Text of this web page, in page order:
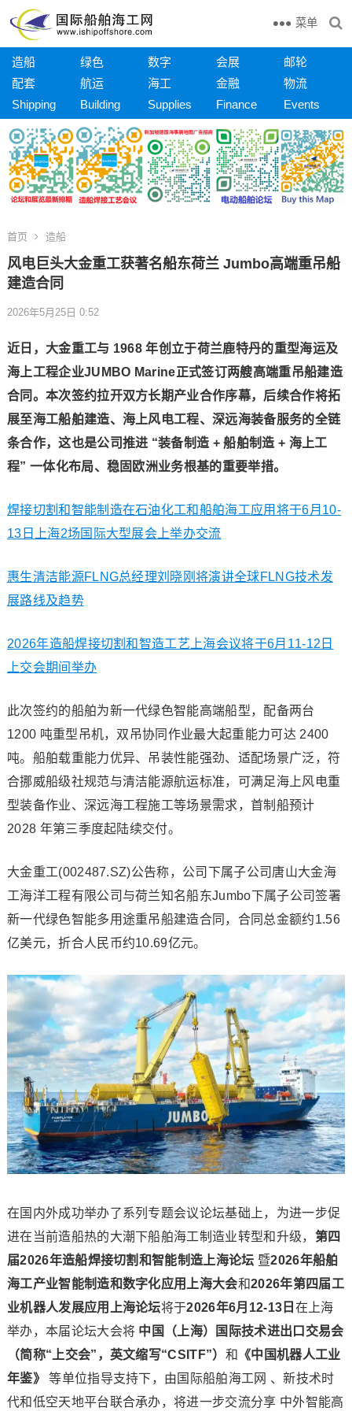
菜单
造船 绿色 数字 会展
邮轮
配套
航运 海工 金融
物流
Shipping
Building Supplies Finance Events
首页 造船
风电巨头大金重工获著名船东荷兰 Jumbo高端重吊船
建造合同
2026年5月25日 0:52
近日，大金重工与 1968 年创立于荷兰鹿特丹的重型海运及
海上工程企业JUMBO Marine正式签订两艘高端重吊船建造
合同。本次签约拉开双方长期产业合作序幕，后续合作将拓
展至海工船舶建造、海上风电工程、深远海装备服务的全链
条合作，这也是公司推进 “装备制造 + 船舶制造 + 海上工
程” 一体化布局、稳固欧洲业务根基的重要举措。
焊接切割和智能制造在石油化工和船舶海工应用将于6月10-
13日上海2场国际大型展会上举办交流
惠生清洁能源FLNG总经理刘晓刚将演讲全球FLNG技术发
展路线及趋势
2026年造船焊接切割和智造工艺上海会议将于6月11-12日
上交会期间举办
此次签约的船舶为新一代绿色智能高端船型，配备两台
1200 吨重型吊机，双吊协同作业最大起重能力可达 2400
吨。船舶载重能力优异、吊装性能强劲、适配场景广泛，符
合挪威船级社规范与清洁能源航运标准，可满足海上风电重
型装备作业、深远海工程施工等场景需求，首制船预计
2028 年第三季度起陆续交付。
大金重工(002487.SZ)公告称，公司下属子公司唐山大金海
工海洋工程有限公司与荷兰知名船东Jumbo下属子公司签署
新一代绿色智能多用途重吊船建造合同，合同总金额约1.56
亿美元，折合人民币约10.69亿元。
在国内外成功举办了系列专题会议论坛基础上，为进一步促
进在当前造船热的大潮下船舶海工制造业转型和升级， 第四
届2026年造船焊接切割和智能制造上海论坛 暨2026年船舶
海工产业智能制造和数字化应用上海大会和2026年第四届工
业机器人发展应用上海论坛将于2026年6月12-13日 在上海
举办，本届论坛大会将 中国（上海）国际技术进出口交易会
（简称“上交会”，英文缩写“CSITF”） 和 《中国机器人工业
年鉴》
等单位指导支持下，由国际船舶海工网 、新技术时
代和低空天地平台联合承办，将进一步交流分享 中外智能高